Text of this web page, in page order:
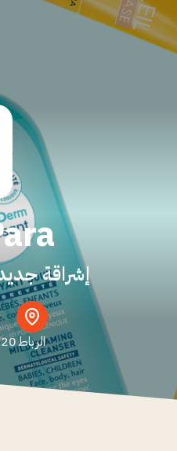
إشراقة
الرباط15-